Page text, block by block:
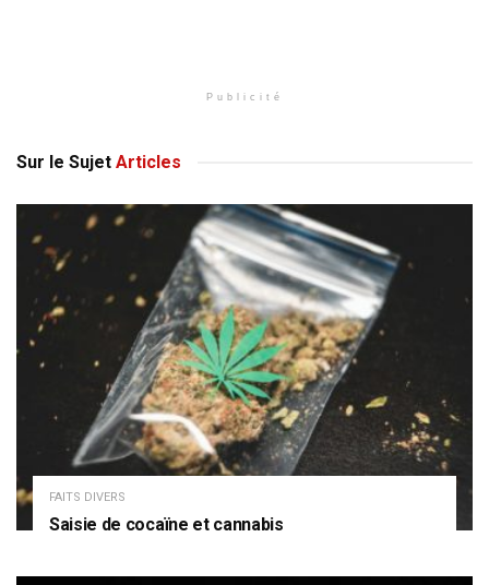
Publicité
Sur le Sujet Articles
FAITS DIVERS
Saisie de cocaïne et cannabis